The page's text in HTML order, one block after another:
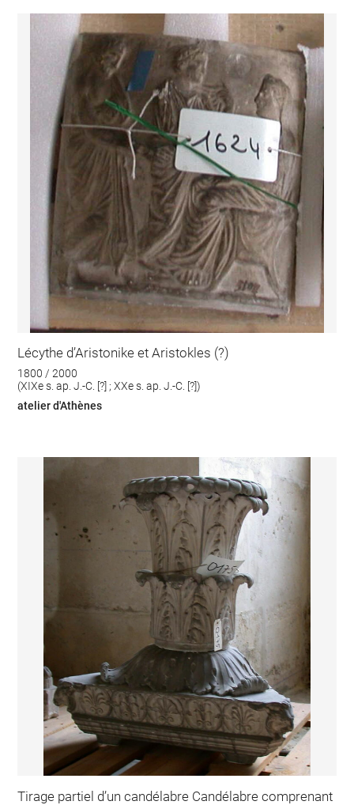
Lécythe d’Aristonike et Aristokles (?)
1800 / 2000
(XIXe s. ap. J.-C. [?] ; XXe s. ap. J.-C. [?])
atelier d'Athènes
Tirage partiel d’un candélabre Candélabre comprenant